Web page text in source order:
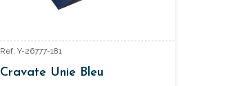
Ref: Y-26777-181
Cravate Unie Bleu